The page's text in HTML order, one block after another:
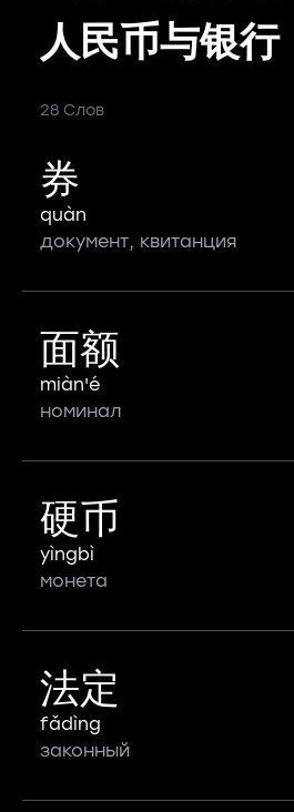
人民币与银行
28 Слов
券
quàn
документ, квитанция
面额
miàn'é
номинал
硬币
yìngbì
монета
法定
fǎdìng
законный